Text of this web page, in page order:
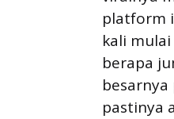
platform
kali
berapa
pastinya